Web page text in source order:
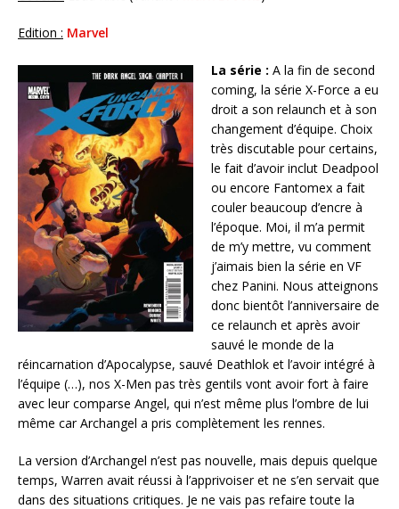
Edition : Marvel
La série : A la fin de second
coming, la série X-Force a eu
droit a son relaunch et à son
changement d’équipe. Choix
très discutable pour certains,
le fait d’avoir inclut Deadpool
ou encore Fantomex a fait
couler beaucoup d’encre à
l’époque. Moi, il m’a permit
de m’y mettre, vu comment
j’aimais bien la série en VF
chez Panini. Nous atteignons
donc bientôt l’anniversaire de
ce relaunch et après avoir
sauvé le monde de la
réincarnation d’Apocalypse, sauvé Deathlok et l’avoir intégré à
l’équipe (…), nos X-Men pas très gentils vont avoir fort à faire
avec leur comparse Angel, qui n’est même plus l’ombre de lui
même car Archangel a pris complètement les rennes.
La version d’Archangel n’est pas nouvelle, mais depuis quelque
temps, Warren avait réussi à l’apprivoiser et ne s’en servait que
dans des situations critiques. Je ne vais pas refaire toute la